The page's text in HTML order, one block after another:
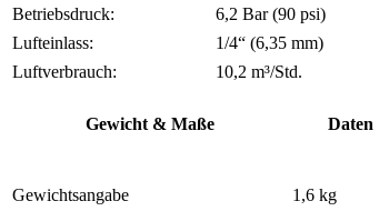
Betriebsdruck:
6,2 Bar (90 psi)
Lufteinlass:
1/4“ (6,35 mm)
Luftverbrauch:
10,2 m³/Std.
Gewicht & Maße Daten
Gewichtsangabe 1,6 kg